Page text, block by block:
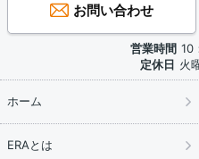
お問い合わせ
営業時間 10
定休日 火
ホーム
ERAとは